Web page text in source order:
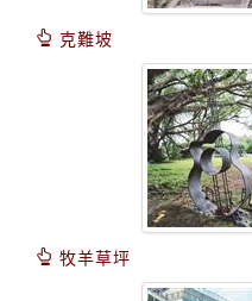
克難坡
牧羊草坪